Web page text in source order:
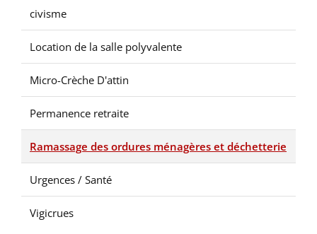
civisme
Location de la salle polyvalente
Micro-Crèche D'attin
Permanence retraite
Ramassage des ordures ménagères et déchetterie
Urgences / Santé
Vigicrues